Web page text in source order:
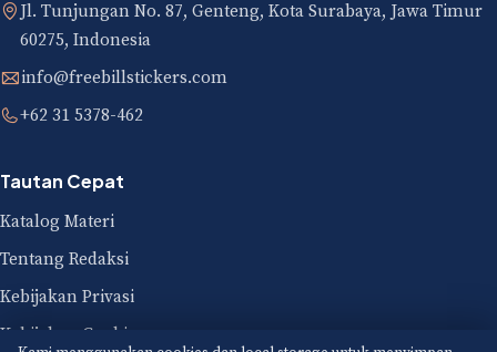
Jl. Tunjungan No. 87, Genteng, Kota Surabaya, Jawa Timur
60275, Indonesia
info@freebillstickers.com
+62 31 5378-462
Tautan Cepat
Katalog Materi
Tentang Redaksi
Kebijakan Privasi
Kebijakan Cookie